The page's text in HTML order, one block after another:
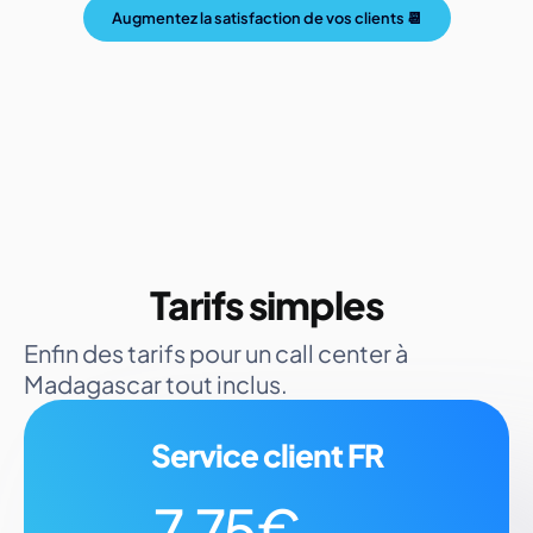
Augmentez la satisfaction de vos clients 📆
Tarifs simples
Enfin des tarifs pour un call center à
Madagascar tout inclus.
Service client FR